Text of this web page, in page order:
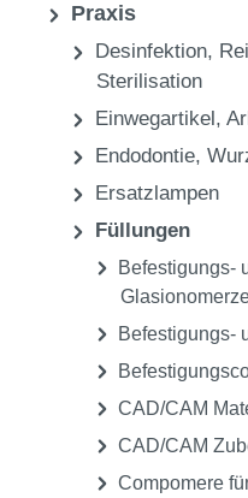
Praxis
Desinfektion,
Sterilisation
Einwegartikel,
Endodontie,
Ersatzlampen
Füllungen
Befestigungs-
Befestigungs-
CAD/CAM
CAD/CAM
Compomere